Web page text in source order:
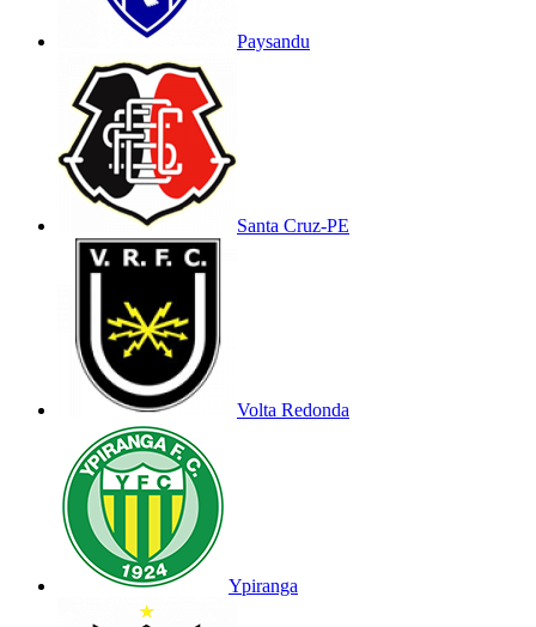
Paysandu
Santa Cruz-PE
Volta Redonda
Ypiranga